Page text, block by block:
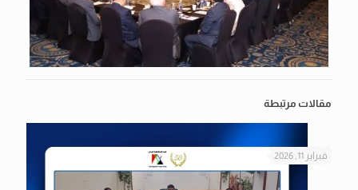
مقالات مرتبطة
فبراير 11, 2026